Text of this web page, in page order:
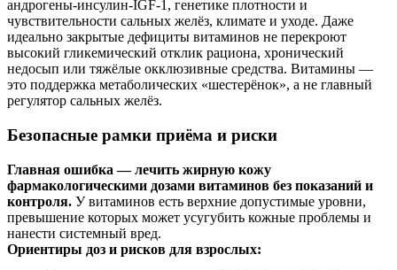
андрогены‑инсулин‑IGF‑1, генетике плотности и
чувствительности сальных желёз, климате и уходе. Даже
идеально закрытые дефициты витаминов не перекроют
высокий гликемический отклик рациона, хронический
недосып или тяжёлые окклюзивные средства. Витамины —
это поддержка метаболических «шестерёнок», а не главный
регулятор сальных желёз.
Безопасные рамки приёма и риски
Главная ошибка — лечить жирную кожу
фармакологическими дозами витаминов без показаний и
контроля. У витаминов есть верхние допустимые уровни,
превышение которых может усугубить кожные проблемы и
нанести системный вред.
Ориентиры доз и рисков для взрослых: